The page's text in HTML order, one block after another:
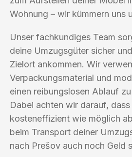
Wohnung – wir kümmern uns
Unser fachkundiges Team
deine Umzugsgüter sicher
Zielort ankommen. Wir
Verpackungsmaterial und
einen reibungslosen Ablauf
Dabei achten wir darauf,
kosteneffizient wie möglich
beim Transport deiner
nach Prešov auch noch Geld